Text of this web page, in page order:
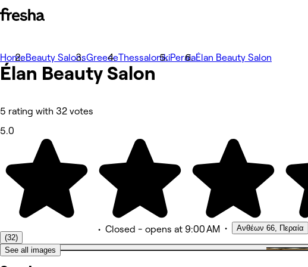
Photos
About
Services
Reviews
Other
HomeBeauty SalonsGreeceThessalonikiPeraiaÉlan Beauty Salon
Élan Beauty Salon
5 rating with 32 votes
5.0
(32)
• Closed - opens at 9:00 AM • Ανθέων 66, Περαία
See all images